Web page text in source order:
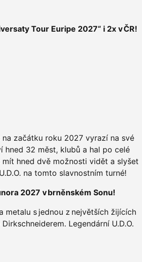
Tour Euripe 2027“ i 2x v ČR!
na začátku roku 2027 vyrazí na své
hned 32 měst, klubů a hal po celé
hned dvě možnosti vidět a slyšet
na tomto slavnostním turné!
2027 v brněnském Sonu!
metalu s jednou z největších žijících
Legendární U.D.O.